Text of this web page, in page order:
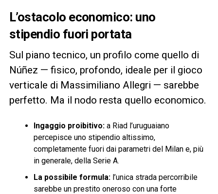
L’ostacolo economico: uno
stipendio fuori portata
Sul piano tecnico, un profilo come quello di
Núñez — fisico, profondo, ideale per il gioco
verticale di Massimiliano Allegri — sarebbe
perfetto. Ma il nodo resta quello economico.
Ingaggio proibitivo:a Riad l’uruguaiano
percepisce uno stipendio altissimo,
completamente fuori dai parametri del Milan e, più
in generale, della Serie A.
La possibile formula:l’unica strada percorribile
sarebbe un prestito oneroso con una forte